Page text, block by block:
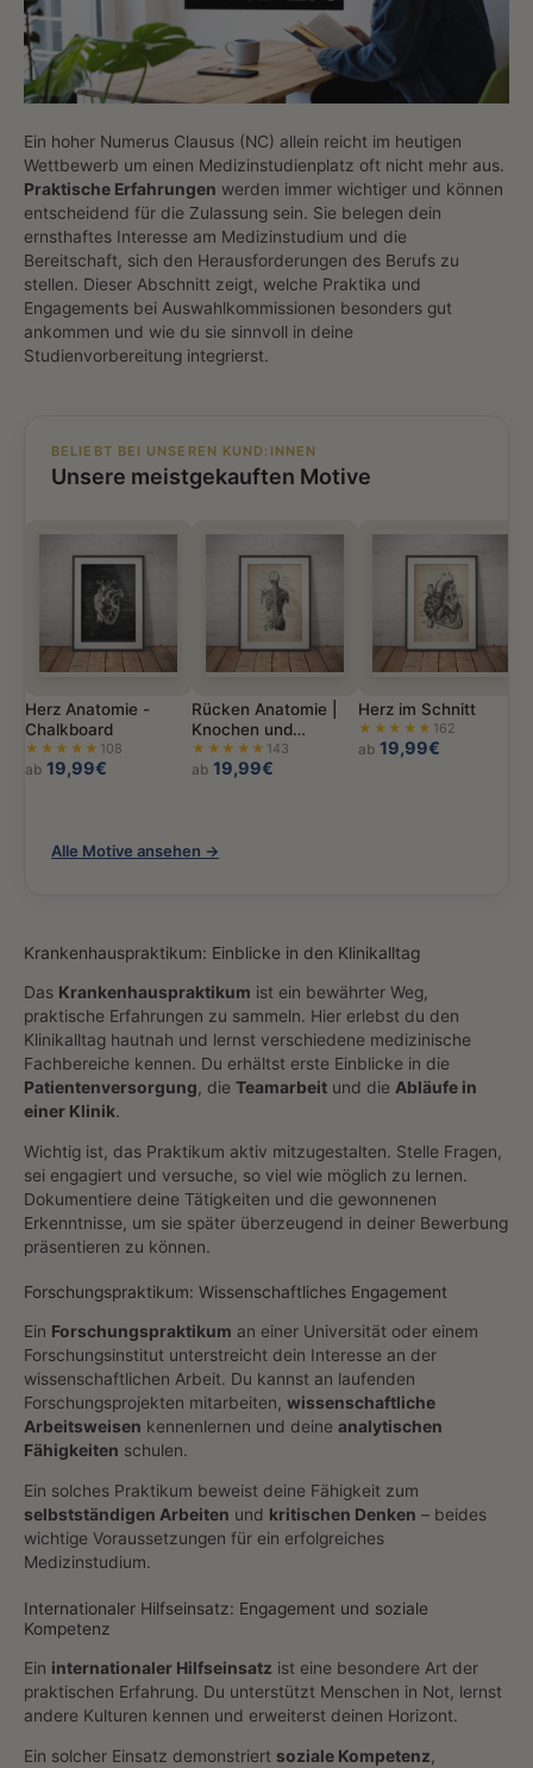
Ein hoher Numerus Clausus (NC) allein reicht im heutigen
Wettbewerb um einen Medizinstudienplatz oft nicht mehr aus.
Praktische Erfahrungen werden immer wichtiger und können
entscheidend für die Zulassung sein. Sie belegen dein
ernsthaftes Interesse am Medizinstudium und die
Bereitschaft, sich den Herausforderungen des Berufs zu
stellen. Dieser Abschnitt zeigt, welche Praktika und
Engagements bei Auswahlkommissionen besonders gut
ankommen und wie du sie sinnvoll in deine
Studienvorbereitung integrierst.
BELIEBT BEI UNSEREN KUND:INNEN
Unsere meistgekauften Motive
Herz Anatomie -
Chalkboard
★★★★★ 108
ab 19,99€
Rücken Anatomie |
Knochen und
Muskeln
★★★★★ 143
ab 19,99€
Herz im Schnitt
★★★★★ 162
ab 19,99€
Alle Motive ansehen →
Krankenhauspraktikum: Einblicke in den Klinikalltag
Das Krankenhauspraktikum ist ein bewährter Weg,
praktische Erfahrungen zu sammeln. Hier erlebst du den
Klinikalltag hautnah und lernst verschiedene medizinische
Fachbereiche kennen. Du erhältst erste Einblicke in die
Patientenversorgung, die Teamarbeit und die Abläufe in
einer Klinik.
Wichtig ist, das Praktikum aktiv mitzugestalten. Stelle Fragen,
sei engagiert und versuche, so viel wie möglich zu lernen.
Dokumentiere deine Tätigkeiten und die gewonnenen
Erkenntnisse, um sie später überzeugend in deiner Bewerbung
präsentieren zu können.
Forschungspraktikum: Wissenschaftliches Engagement
Ein Forschungspraktikum an einer Universität oder einem
Forschungsinstitut unterstreicht dein Interesse an der
wissenschaftlichen Arbeit. Du kannst an laufenden
Forschungsprojekten mitarbeiten, wissenschaftliche
Arbeitsweisen kennenlernen und deine analytischen
Fähigkeiten schulen.
Ein solches Praktikum beweist deine Fähigkeit zum
selbstständigen Arbeiten und kritischen Denken – beides
wichtige Voraussetzungen für ein erfolgreiches
Medizinstudium.
Internationaler Hilfseinsatz: Engagement und soziale
Kompetenz
Ein internationaler Hilfseinsatz ist eine besondere Art der
praktischen Erfahrung. Du unterstützt Menschen in Not, lernst
andere Kulturen kennen und erweiterst deinen Horizont.
Ein solcher Einsatz demonstriert soziale Kompetenz,